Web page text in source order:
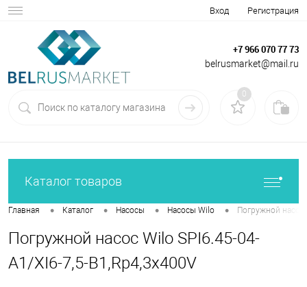
Вход Регистрация
+7 966 070 77 73
belrusmarket@mail.ru
0
Каталог товаров
Главная • Каталог • Насосы • Насосы Wilo • Погружной насос
Погружной насос Wilo SPI6.45-04-
A1/XI6-7,5-B1,Rp4,3x400V